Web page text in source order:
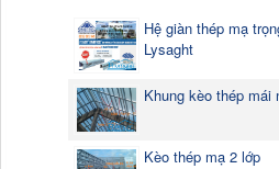
Hệ giàn thép mạ
Lysaght
Khung kèo thép mái
Kèo thép mạ 2 lớp